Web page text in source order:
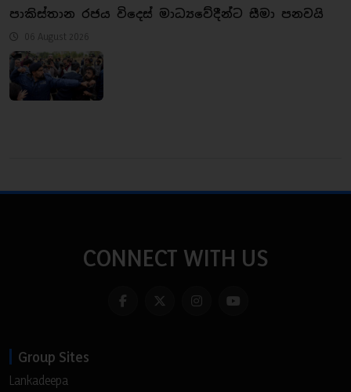
පාකිස්තාන රජය විදෙස් මාධ්‍යවේදීන්ට සීමා පනවයි
06 August 2026
CONNECT WITH US
Group Sites
Lankadeepa